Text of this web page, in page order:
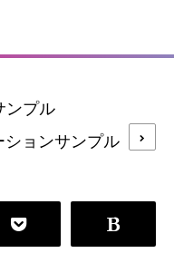
ンプル
ョンサンプル